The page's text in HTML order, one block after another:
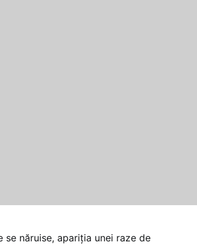
năruise, apariţia unei raze de